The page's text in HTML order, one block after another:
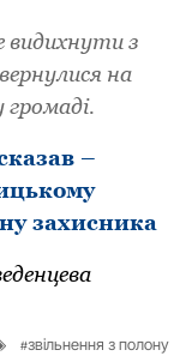
видихнути з
на
–
захисника
звільнення з полону